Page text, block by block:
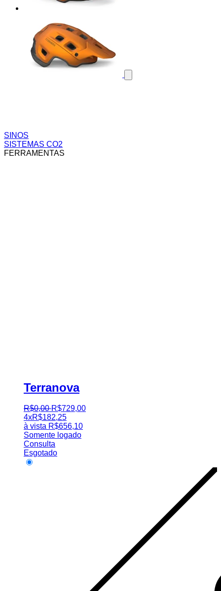
SINOS
SISTEMAS CO2
FERRAMENTAS
Terranova
R$0,00 R$729,00
4xR$182,25
à vista R$656,10
Somente logado
Consulta
Esgotado